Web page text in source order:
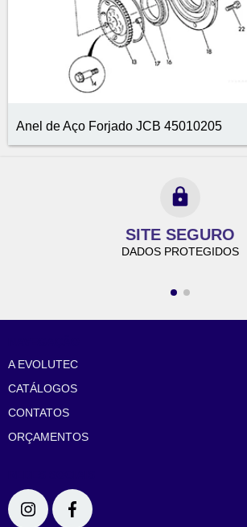
Anel de Aço Forjado JCB 45010205
SITE SEGURO
DADOS PROTEGIDOS
A EVOLUTEC
CATÁLOGOS
CONTATOS
ORÇAMENTOS